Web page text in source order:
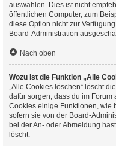
auswählen. Dies ist nicht
öffentlichen Computer, zum
diese Option nicht zur
Board-Administration
Nach oben
Wozu ist die Funktion „Alle
„Alle Cookies löschen“ löscht
dafür sorgen, dass du im
Cookies einige Funktionen, wie
sofern sie von der Board-
bei der An- oder Abmeldung
löscht.